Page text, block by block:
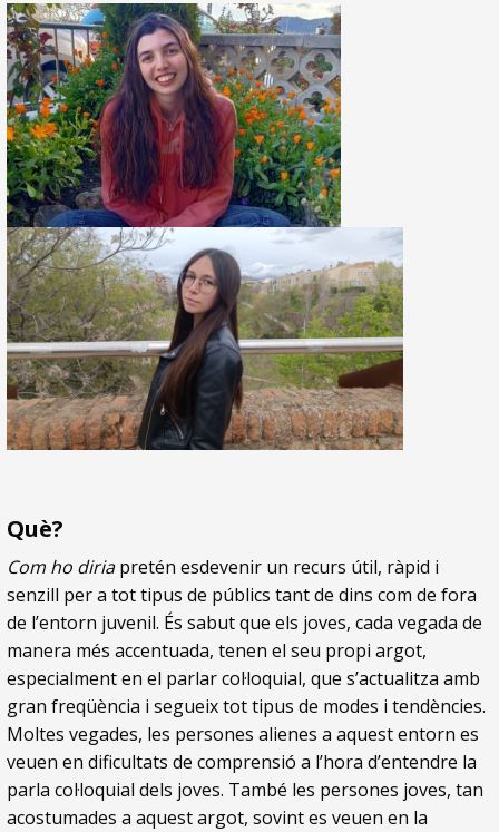
Què?
Com ho diriapretén esdevenir un recurs útil, ràpid i
senzill per a tot tipus de públics tant de dins com de fora
de l’entorn juvenil. És sabut que els joves, cada vegada de
manera més accentuada, tenen el seu propi argot,
especialment en el parlar col·loquial, que s’actualitza amb
gran freqüència i segueix tot tipus de modes i tendències.
Moltes vegades, les persones alienes a aquest entorn es
veuen en dificultats de comprensió a l’hora d’entendre la
parla col·loquial dels joves. També les persones joves, tan
acostumades a aquest argot, sovint es veuen en la